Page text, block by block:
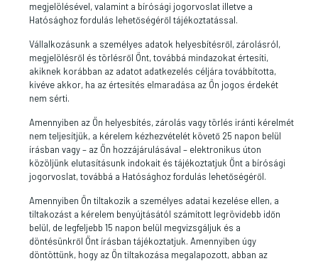
megjelölésével, valamint a bírósági jogorvoslat illetve a
Hatósághoz fordulás lehetőségéről tájékoztatással.
Vállalkozásunk a személyes adatok helyesbítésről, zárolásról,
megjelölésről és törlésről Önt, továbbá mindazokat értesíti,
akiknek korábban az adatot adatkezelés céljára továbbította,
kivéve akkor, ha az értesítés elmaradása az Ön jogos érdekét
nem sérti.
Amennyiben az Ön helyesbítés, zárolás vagy törlés iránti kérelmét
nem teljesítjük, a kérelem kézhezvételét követő 25 napon belül
írásban vagy – az Ön hozzájárulásával – elektronikus úton
közöljünk elutasításunk indokait és tájékoztatjuk Önt a bírósági
jogorvoslat, továbbá a Hatósághoz fordulás lehetőségéről.
Amennyiben Ön tiltakozik a személyes adatai kezelése ellen, a
tiltakozást a kérelem benyújtásától számított legrövidebb időn
belül, de legfeljebb 15 napon belül megvizsgáljuk és a
döntésünkről Önt írásban tájékoztatjuk. Amennyiben úgy
döntöttünk, hogy az Ön tiltakozása megalapozott, abban az